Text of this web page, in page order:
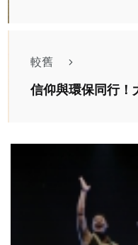
較舊
信仰與環保同行！